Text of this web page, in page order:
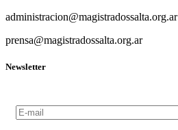
administracion@magistradossalta.org.ar
prensa@magistradossalta.org.ar
Newsletter